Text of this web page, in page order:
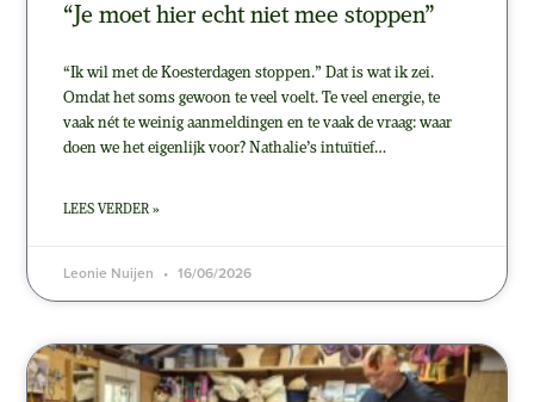
“Je moet hier echt niet mee stoppen”
“Ik wil met de Koesterdagen stoppen.” Dat is wat ik zei.
Omdat het soms gewoon te veel voelt. Te veel energie, te
vaak nét te weinig aanmeldingen en te vaak de vraag: waar
doen we het eigenlijk voor? Nathalie’s intuïtief…
LEES VERDER »
Leonie Nuijen 16/06/2026